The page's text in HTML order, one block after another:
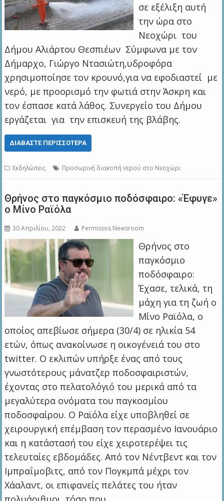
σε εξέλιξη αυτή
την ώρα στο
Νεοχώρι του
Δήμου Αλιάρτου Θεσπιέων Σύμφωνα με τον
Δήμαρχο, Γιώργο Ντασιώτη,υδροφόρα
χρησιμοποίησε τον κρουνό,για να εφοδιαστεί με
νερό, με προορισμό την φωτιά στην Άσκρη και
τον έσπασε κατά λάθος. Συνεργείο του Δήμου
εργάζεται για την επισκευή της βλάβης.
ΔΙΑΒΆΣΤΕ ΠΕΡΙΣΣΌΤΕΡΑ
Εκδηλώσεις Προσωρινή διακοπή νερού στο Νεοχώρι
Θρήνος στο παγκόσμιο ποδόσφαιρο: «Έφυγε»
ο Μίνο Ραϊόλα
30 Απριλίου, 2022 Permissos Newsroom
Θρήνος στο
παγκόσμιο
ποδόσφαιρο:
Έχασε, τελικά, τη
μάχη για τη ζωή ο
Μίνο Ραϊόλα, ο
οποίος απεβίωσε σήμερα (30/4) σε ηλικία 54
ετών, όπως ανακοίνωσε η οικογένειά του στο
twitter. Ο εκλιπών υπήρξε ένας από τους
γνωστότερους μάνατζερ ποδοσφαιριστών,
έχοντας στο πελατολόγιό του μερικά από τα
μεγαλύτερα ονόματα του παγκοσμίου
ποδοσφαίρου. Ο Ραϊόλα είχε υποβληθεί σε
χειρουργική επέμβαση τον περασμένο Ιανουάριο
και η κατάστασή του είχε χειροτερέψει τις
τελευταίες εβδομάδες. Από τον Νέντβεντ και τον
Ιμπραΐμοβιτς, από τον Πογκμπά μέχρι τον
Χάαλαντ, οι επιφανείς πελάτες του ήταν